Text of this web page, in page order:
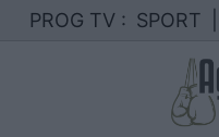
PROG TV : SPORT